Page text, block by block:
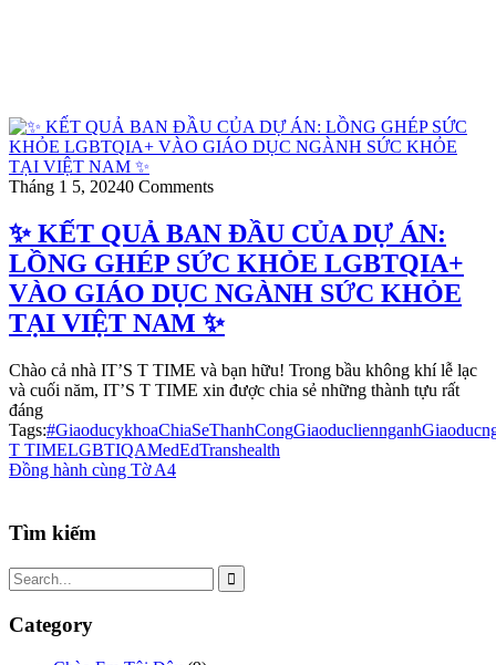
Tháng 1 5, 20240 Comments
✨ KẾT QUẢ BAN ĐẦU CỦA DỰ ÁN:
LỒNG GHÉP SỨC KHỎE LGBTQIA+
VÀO GIÁO DỤC NGÀNH SỨC KHỎE
TẠI VIỆT NAM ✨
Chào cả nhà IT’S T TIME và bạn hữu! Trong bầu không khí lễ lạc
và cuối năm, IT’S T TIME xin được chia sẻ những thành tựu rất
đáng
Tags:#GiaoducykhoaChiaSeThanhCongGiaoducliennganh
T TIMELGBTIQAMedEdTranshealth
Đồng hành cùng Tờ A4
Tìm kiếm
Category